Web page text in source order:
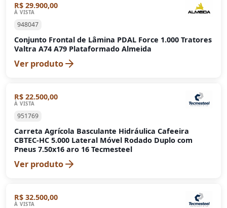
R$ 29.900,00
À VISTA
948047
Conjunto Frontal de Lâmina PDAL Force 1.000 Tratores
Valtra A74 A79 Plataformado Almeida
Ver produto
R$ 22.500,00
À VISTA
951769
Carreta Agrícola Basculante Hidráulica Cafeeira
CBTEC-HC 5.000 Lateral Móvel Rodado Duplo com
Pneus 7.50x16 aro 16 Tecmesteel
Ver produto
R$ 32.500,00
À VISTA